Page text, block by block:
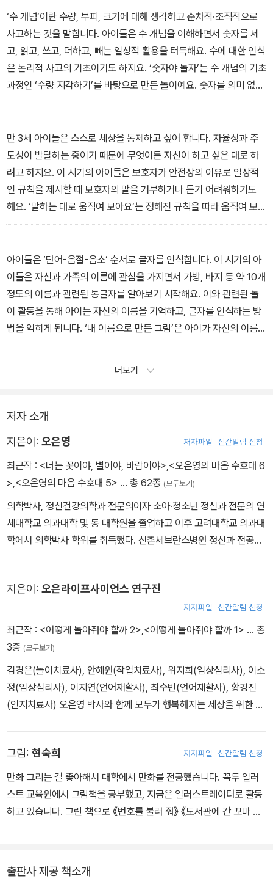
(36~41개월), 신체 놀이)」 중에서
‘수 개념’이란 수량, 부피, 크기에 대해 생각하고 순차적·조직적으로
사고하는 것을 말합니다. 아이들은 수 개념을 이해하면서 숫자를 세
고, 읽고, 쓰고, 더하고, 빼는 일상적 활용을 터득해요. 수에 대한 인식
은 논리적 사고의 기초이기도 하지요. ‘숫자야 놀자’는 수 개념의 기초
과정인 ‘수량 지각하기’를 바탕으로 만든 놀이예요. 숫자를 의미 없이
기계적으로 외우기보다는 수량에 대한 감을 익히는 것이 수 개념 형
지 놀이)」 중에서
만 3세 아이들은 스스로 세상을 통제하고 싶어 합니다. 자율성과 주
도성이 발달하는 중이기 때문에 무엇이든 자신이 하고 싶은 대로 하
려고 하지요. 이 시기의 아이들은 보호자가 안전상의 이유로 일상적
인 규칙을 제시할 때 보호자의 말을 거부하거나 듣기 어려워하기도
해요. ‘말하는 대로 움직여 보아요’는 정해진 규칙을 따라 움직여 보면
서 행동 조절 능력을 기르는 놀이입니다. 아이는 이 놀이를 통해 어른
대로 움직여 보아요(만 3세(42~47개월), 관계 놀이)」 중에서
아이들은 ‘단어-음절-음소’ 순서로 글자를 인식합니다. 이 시기의 아
이들은 자신과 가족의 이름에 관심을 가지면서 가방, 바지 등 약 10개
정도의 이름과 관련된 통글자를 알아보기 시작해요. 이와 관련된 놀
이 활동을 통해 아이는 자신의 이름을 기억하고, 글자를 인식하는 방
법을 익히게 됩니다. ‘내 이름으로 만든 그림’은 아이가 자신의 이름
글자를 재미있게 인식할 수 있도록 모양 찾기 형식으로 구성된 놀이
더보기
저자 소개
지은이: 오은영 저자파일 신간알림 신청
최근작 : <너는 꽃이야, 별이야, 바람이야> <오은영의 마음 수호대 6
> <오은영의 마음 수호대 5> … 총 62종 (모두보기)
의학박사, 정신건강의학과 전문의이자 소아·청소년 정신과 전문의 연
세대학교 의과대학 및 동 대학원을 졸업하고 이후 고려대학교 의과대
학에서 의학박사 학위를 취득했다. 신촌세브란스병원 정신과 전공의,
임교수, 연세대학교 의과대학 외래교수 등을 역임했다. SBS 〈우리
아이가 달라졌어요〉를 통해 아이의 문제 행동을 ‘훈육의 대상’이 아닌
‘마음의 신호’로 바라보는 관점을 제시하며, 대한민국 육아 상담의 새
로운 기준을 세웠다. 이어 EBS 〈60분 부모〉에서는 부모의 양육 태도
찰력 있는 조언으로 신뢰를 쌓았다. 채널A 〈요즘 육아 금쪽같은 내 새
끼〉 〈오은영의 금쪽 상담소〉, MBC 〈오은영 리포트-결혼지옥〉에서는
현실 육아 현장과 개인, 가족, 부부관계에서 마주하는 구체적이고 복
시하여 부모들이 가장 신뢰하는 최고의 ‘국민 육아 멘토’ ‘육아의 신’
‘국민 멘토’로 불리며 다양한 연령대의 폭넓은 공감과 지지를 받고 있
다. * 저서 《어떻게 말해줘야 할까》 《오은영 박사가 전하는 금쪽이들
의 진짜 마음속》 《어떻게 놀아줘야 할까 1, 2》 《오은영의 화해》 《못
참는 아이 욱하는 부모》 《불안한 엄마 무관심한 아빠》 《오늘 하루가
지은이: 오은라이프사이언스 연구진
저자파일 신간알림 신청
최근작 : <어떻게 놀아줘야 할까 2> <어떻게 놀아줘야 할까 1> … 총
3종 (모두보기)
김경은(놀이치료사), 안혜원(작업치료사), 위지희(임상심리사), 이소
정(임상심리사), 이지연(언어재활사), 최수빈(언어재활사), 황경진
(인지치료사) 오은영 박사와 함께 모두가 행복해지는 세상을 위한 콘
그림: 현숙희 저자파일 신간알림 신청
만화 그리는 걸 좋아해서 대학에서 만화를 전공했습니다. 꼭두 일러
스트 교육원에서 그림책을 공부했고, 지금은 일러스트레이터로 활동
하고 있습니다. 그린 책으로 《번호를 불러 줘》 《도서관에 간 꼬마 귀
출판사 제공 책소개